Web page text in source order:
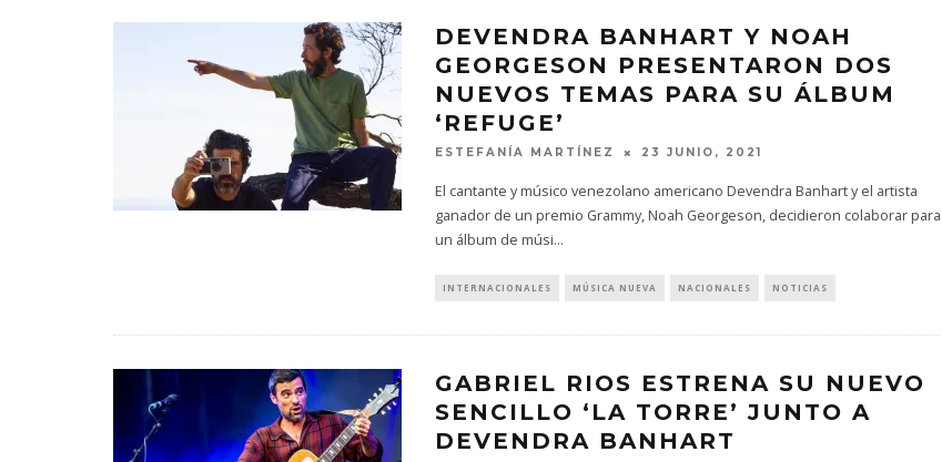
DEVENDRA BANHART Y NOAH
GEORGESON PRESENTARON DOS
NUEVOS TEMAS PARA SU ÁLBUM
‘REFUGE’
ESTEFANÍA MARTÍNEZ 23 JUNIO, 2021
El cantante y músico venezolano americano Devendra Banhart y el artista
ganador de un premio Grammy, Noah Georgeson, decidieron colaborar para
un álbum de músi...
INTERNACIONALES MÚSICA NUEVA NACIONALES NOTICIAS
GABRIEL RIOS ESTRENA SU NUEVO
SENCILLO ‘LA TORRE’ JUNTO A
DEVENDRA BANHART